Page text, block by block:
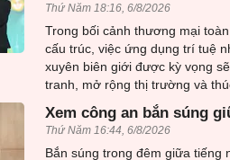
Thứ Năm 18:16, 6/8/2026
Trong bối cảnh thương mại
cấu trúc, việc ứng dụng trí tuệ
xuyên biên giới được kỳ vọng
tranh, mở rộng thị trường và
Xem công an bắn súng
Thứ Năm 16:44, 6/8/2026
Bắn súng trong đêm giữa tiếng